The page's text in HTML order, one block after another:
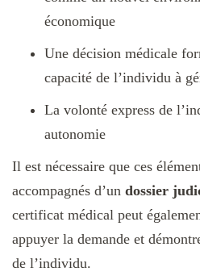
économique
Une décision médicale
capacité de l’individu à
La volonté express de
autonomie
Il est nécessaire que ces
accompagnés d’un dossier
certificat médical peut
appuyer la demande et
de l’individu.